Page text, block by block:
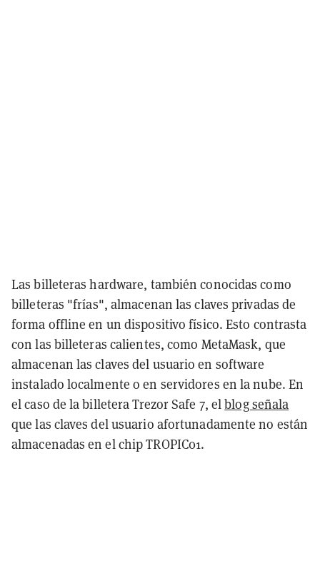
Las billeteras hardware, también conocidas como
billeteras "frías", almacenan las claves privadas de
forma offline en un dispositivo físico. Esto contrasta
con las billeteras calientes, como MetaMask, que
almacenan las claves del usuario en software
instalado localmente o en servidores en la nube. En
el caso de la billetera Trezor Safe 7, elblog señala
que las claves del usuario afortunadamente no están
almacenadas en el chip TROPIC01.